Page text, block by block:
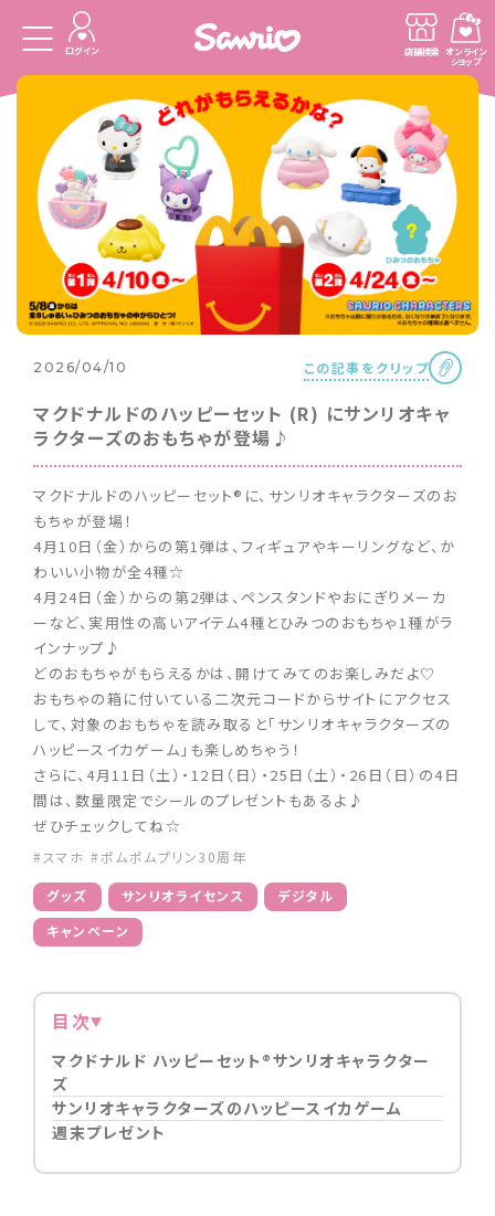
ログイン 店舗検索 オンライン
ショップ
2026/04/10 この記事をクリップ
マクドナルドのハッピーセット (R) にサンリオキャ
ラクターズのおもちゃが登場♪
マクドナルドのハッピーセット®に、サンリオキャラクターズのお
もちゃが登場！
4月10日（金）からの第1弾は、フィギュアやキーリングなど、か
わいい小物が全4種☆
4月24日（金）からの第2弾は、ペンスタンドやおにぎりメーカ
ーなど、実用性の高いアイテム4種とひみつのおもちゃ1種がラ
インナップ♪
どのおもちゃがもらえるかは、開けてみてのお楽しみだよ♡
おもちゃの箱に付いている二次元コードからサイトにアクセス
して、対象のおもちゃを読み取ると「サンリオキャラクターズの
ハッピースイカゲーム」も楽しめちゃう！
さらに、4月11日（土）・12日（日）・25日（土）・26日（日）の4日
間は、数量限定でシールのプレゼントもあるよ♪
ぜひチェックしてね☆
#スマホ #ポムポムプリン30周年
グッズ サンリオライセンス
デジタル
キャンペーン
目次
マクドナルド ハッピーセット®サンリオキャラクター
ズ
サンリオキャラクターズのハッピースイカゲーム
週末プレゼント